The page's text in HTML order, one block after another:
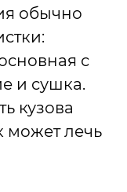
обычно
с
и сушка.
кузова
может лечь